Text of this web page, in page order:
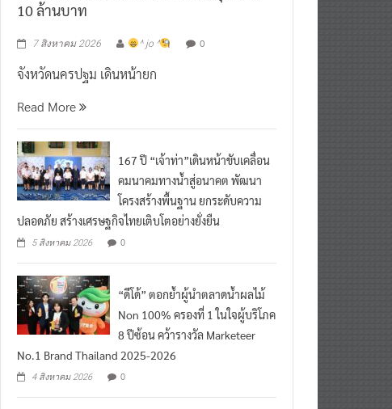
10 ล้านบาท
7 สิงหาคม 2026 ^ jo ^ 0
จังหวัดนครปฐม เดินหน้ายก
Read More
167 ปี “เจ้าท่า”เดินหน้าขับเคลื่อน
คมนาคมทางน้ำสู่อนาคต พัฒนา
โครงสร้างพื้นฐาน ยกระดับความ
ปลอดภัย สร้างเศรษฐกิจไทยเติบโตอย่างยั่งยืน
5 สิงหาคม 2026 0
“ดีโด้” ตอกย้ำผู้นำตลาดน้ำผลไม้
Non 100% ครองที่ 1 ในใจผู้บริโภค
8 ปีซ้อน คว้ารางวัล Marketeer
No.1 Brand Thailand 2025-2026
4 สิงหาคม 2026 0